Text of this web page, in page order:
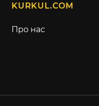
KURKUL.COM
Про нас